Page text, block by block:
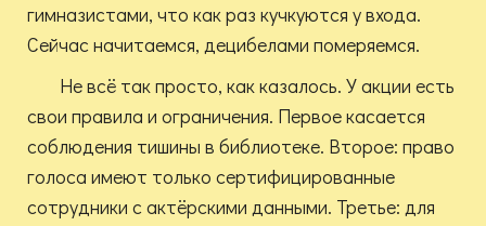
гимназистами, что как раз кучкуются у входа.
Сейчас начитаемся, децибелами померяемся.
Не всё так просто, как казалось. У акции есть
свои правила и ограничения. Первое касается
соблюдения тишины в библиотеке. Второе: право
голоса имеют только сертифицированные
сотрудники с актёрскими данными. Третье: для